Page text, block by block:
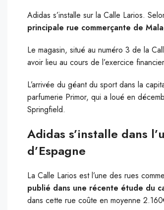
Adidas s’installe sur la Calle Larios.
principale rue commerçante de
Le magasin, situé au numéro 3 de la
avoir lieu au cours de l’exercice
L’arrivée du géant du sport dans la
parfumerie Primor, qui a loué en
Springfield.
Adidas s’installe dans
d’Espagne
La Calle Larios est l’une des rues
publié dans une récente étude du
dans cette rue coûte en moyenne